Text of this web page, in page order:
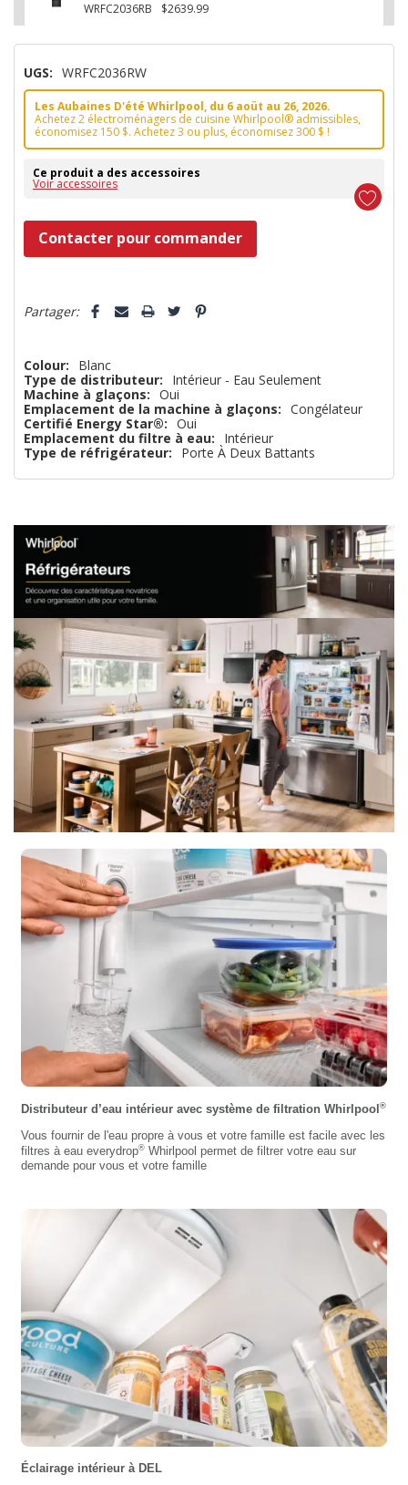
WRFC2036RB $2639.99
UGS: WRFC2036RW
Les Aubaines D'été Whirlpool, du 6 aoüt au 26, 2026.
Achetez 2 électroménagers de cuisine Whirlpool® admissibles,
économisez 150 $. Achetez 3 ou plus, économisez 300 $ !
Ce produit a des accessoires
Voir accessoires
Dépêchez-
vous!
n’en
plus
que
Contacter pour commander
Partager:
Colour:
Blanc
Type de distributeur:
Intérieur - Eau Seulement
Machine à glaçons: Oui
Emplacement de la machine à glaçons: Congélateur
Certifié Energy Star®: Oui
Emplacement du filtre à eau:
Intérieur
Type de réfrigérateur:
Porte À Deux Battants